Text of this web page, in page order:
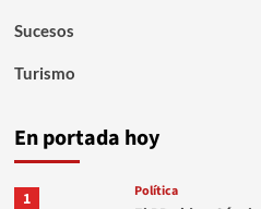
Sucesos
Turismo
En portada hoy
1 Política